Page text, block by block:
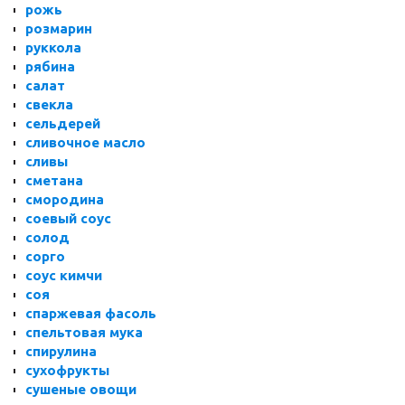
рожь
розмарин
руккола
рябина
салат
свекла
сельдерей
сливочное масло
сливы
сметана
смородина
соевый соус
солод
сорго
соус кимчи
соя
спаржевая фасоль
спельтовая мука
спирулина
сухофрукты
сушеные овощи